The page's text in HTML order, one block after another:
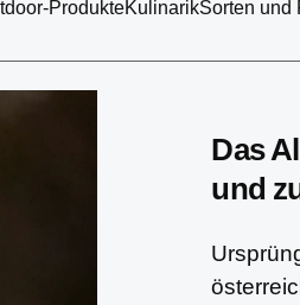
ProdukteKulinarikSorten und
Das
und